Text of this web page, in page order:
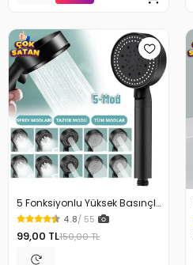
5 Fonksiyonlu Yüksek Basınçlı
Ayarlı Duş Başlığı
4.8/ 55
99,00 TL150,00 TL